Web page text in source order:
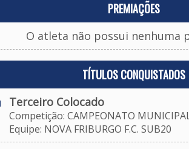
PREMIAÇÕES
O atleta não possui nenhuma
TÍTULOS CONQUISTADOS
Terceiro Colocado
Competição: CAMPEONATO
Equipe: NOVA FRIBURGO F.C. SUB20